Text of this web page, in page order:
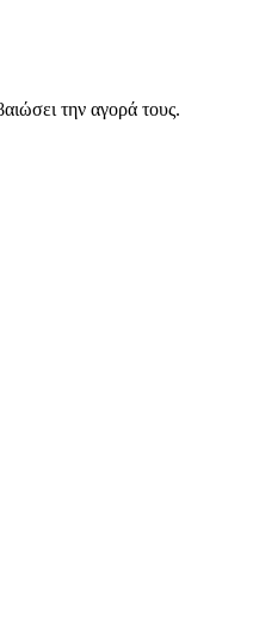
την αγορά τους.